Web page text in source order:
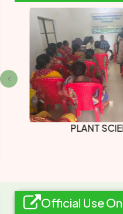
KVK,
Khet
30th
The
out by
PLANT
Official Use